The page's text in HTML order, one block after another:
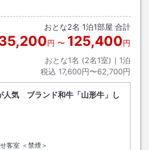
おとな2名 1泊1部屋 合計
円 〜 125,400円
おとな1名 (2名1室)｜ 1泊
税込 17,600円〜62,700円
人気 ブランド和牛「山形牛」し
客室 ＜禁煙＞